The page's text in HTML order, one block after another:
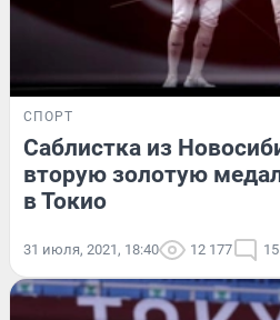
СПОРТ
Саблистка из
вторую золотую
в Токио
31 июля, 2021, 18:40 12 177 15